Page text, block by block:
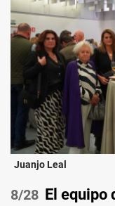
Juanjo Leal
/28 El equipo